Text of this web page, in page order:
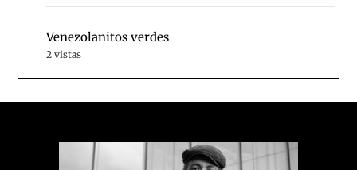
Venezolanitos verdes
2 vistas